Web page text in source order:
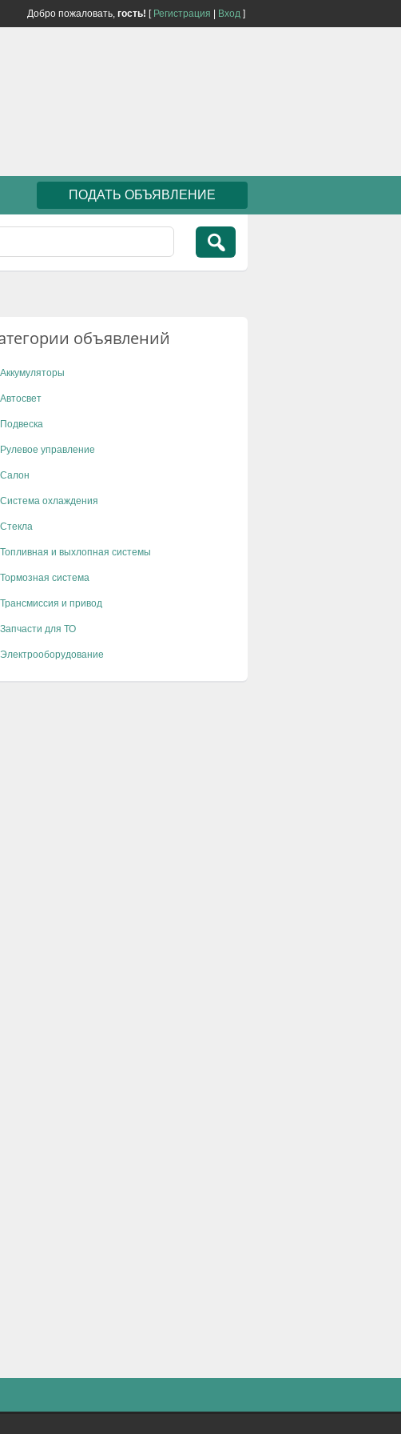
Добро пожаловать, гость! [ Регистрация Вход ]
ПОДАТЬ ОБЪЯВЛЕНИЕ
объявлений
Аккумуляторы
Автосвет
Подвеска
Рулевое управление
Салон
Система охлаждения
Стекла
Топливная и выхлопная системы
Тормозная система
Трансмиссия и привод
Запчасти для ТО
Электрооборудование